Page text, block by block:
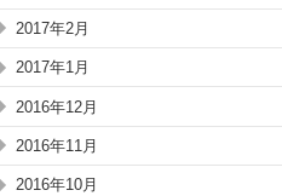
2017年2月
2017年1月
2016年12月
2016年11月
2016年10月